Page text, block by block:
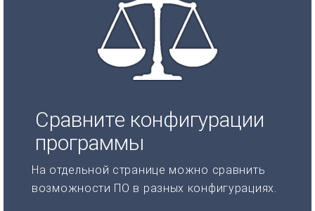
Сравните конфигурации
программы
На отдельной странице можно сравнить
возможности ПО в разных конфигурациях.